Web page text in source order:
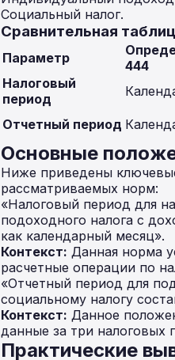
Социальный налог.
Сравнительная
Параметр
444
Налоговый
период
Отчетный период
Основные
Ниже приведены
рассматриваемых норм:
«Налоговый период для
подоходного налога с
как календарный месяц».
Контекст: Данная норма
расчетные операции по
«Отчетный период для
социальному налогу
Контекст: Данное
данные за три налоговых
Практические